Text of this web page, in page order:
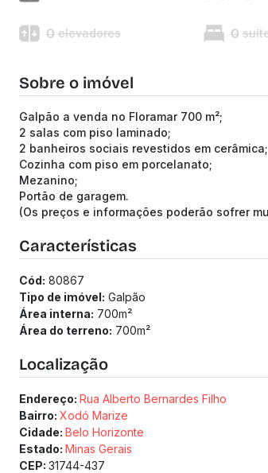
0 elevadores 0
Sobre o imóvel
Galpão a venda no Floramar 700 m²;
2 salas com piso laminado;
2 banheiros sociais revestidos em cerâmica;
Cozinha com piso em porcelanato;
Mezanino;
Portão de garagem.
(Os preços e informações poderão sofrer
Características
Cód: 80867
Tipo de imóvel: Galpão
Área interna: 700m²
Área do terreno: 700m²
Localização
Endereço: Rua Alberto Bernardes Filho
Bairro: Xodó Marize
Cidade: Belo Horizonte
Estado: Minas Gerais
CEP: 31744-437